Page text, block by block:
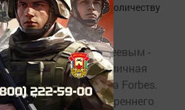
место в мире по количеству
с Сультеевым -
крупнейшая непубличная
того же журнала Forbes.
трети валового внутреннего